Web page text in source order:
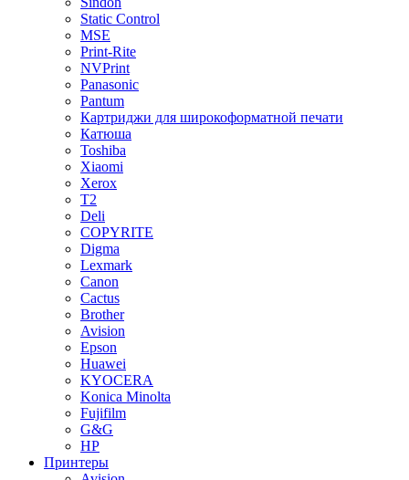
Static Control
MSE
Print-Rite
NVPrint
Panasonic
Pantum
Картриджи для широкоформатной печати
Катюша
Toshiba
Xiaomi
Xerox
T2
Deli
COPYRITE
Digma
Lexmark
Canon
Cactus
Brother
Avision
Epson
Huawei
KYOCERA
Konica Minolta
Fujifilm
G&G
HP
Принтеры